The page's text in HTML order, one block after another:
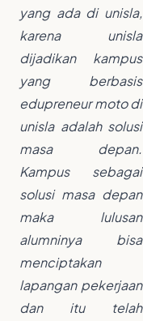
yang ada di unisla,
karena unisla
dijadikan kampus
yang berbasis
edupreneur moto di
unisla adalah solusi
masa depan.
Kampus sebagai
solusi masa depan
maka lulusan
alumninya bisa
menciptakan
lapangan pekerjaan
dan itu telah